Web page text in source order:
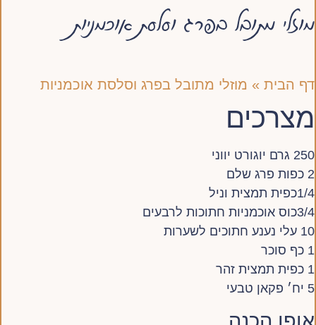
מוזלי מתובל בפרג וסלסת אוכמניות
דף הבית » מוזלי מתובל בפרג וסלסת אוכמניות
מצרכים
250 גרם יוגורט יווני
2 כפות פרג שלם
1/4כפית תמצית וניל
3/4כוס אוכמניות חתוכות לרבעים
10 עלי נענע חתוכים לשערות
1 כף סוכר
1 כפית תמצית זהר
5 יח׳ פקאן טבעי